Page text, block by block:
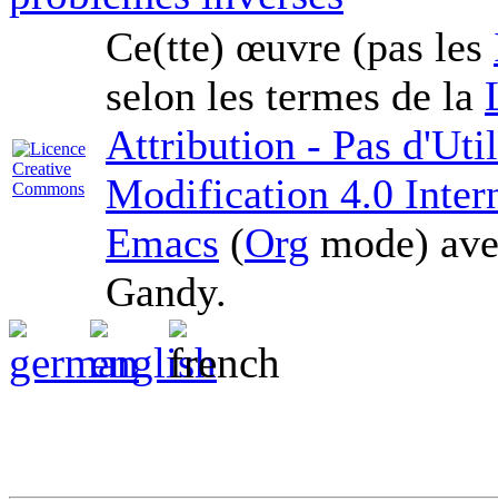
Ce(tte) œuvre (pas les
selon les termes de la
Attribution - Pas
Modification 4.0
Emacs (Org mode)
Gandy.